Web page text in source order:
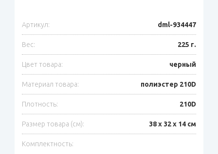
Артикул: dml-934447
Вес: 225 г.
Цвет товара: черный
Материал товара: полиэстер 210D
Плотность: 210D
Размер товара (см): 38 х 32 х 14 см
Комплектность: